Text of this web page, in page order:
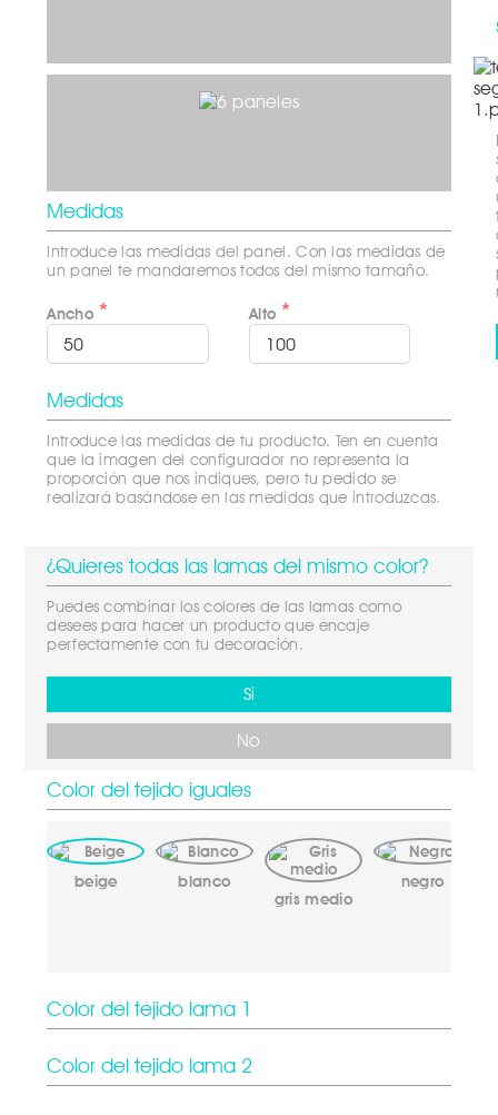
Medidas
Introduce las medidas del panel. Con las medidas de
un panel te mandaremos todos del mismo tamaño.
Ancho Alto
Medidas
Introduce las medidas de tu producto. Ten en cuenta
que la imagen del configurador no representa la
proporción que nos indiques, pero tu pedido se
realizará basándose en las medidas que introduzcas.
¿Quieres todas las lamas del mismo color?
Puedes combinar los colores de las lamas como
desees para hacer un producto que encaje
perfectamente con tu decoración.
Si
No
Color del tejido iguales
beige
blanco
gris medio
negro
Color del tejido lama 1
Color del tejido lama 2